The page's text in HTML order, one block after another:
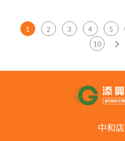
1 2 3 4 5
10
中和店